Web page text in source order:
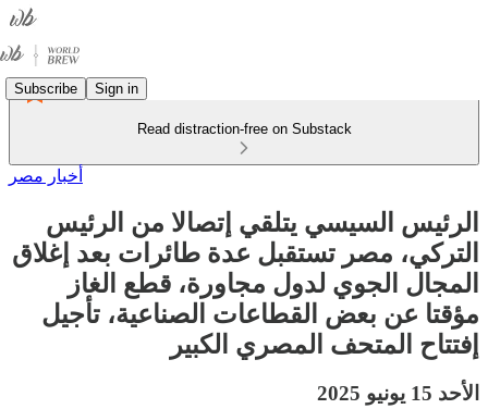
Subscribe Sign in
Read distraction-free on Substack
أخبار مصر
الرئيس السيسي يتلقي إتصالا من الرئيس
التركي، مصر تستقبل عدة طائرات بعد إغلاق
المجال الجوي لدول مجاورة، قطع الغاز
مؤقتا عن بعض القطاعات الصناعية، تأجيل
إفتتاح المتحف المصري الكبير
الأحد 15 يونيو 2025